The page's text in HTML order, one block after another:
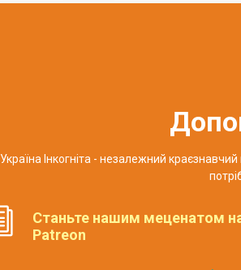
Україна Інкогніта - незалежний
Станьте нашим меценатом
Patreon